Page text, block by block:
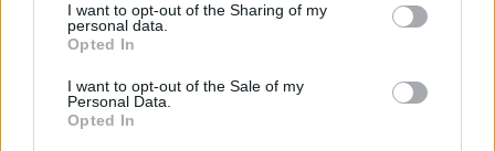
I want to opt-out of the Sharing of my
personal data.
Opted In
I want to opt-out of the Sale of my
Personal Data.
Opted In